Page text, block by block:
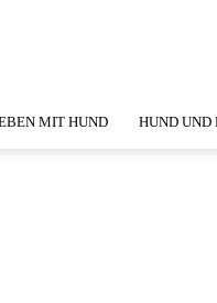
MIT HUND HUND UND